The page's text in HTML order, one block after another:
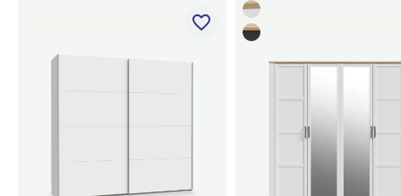
favorite_border